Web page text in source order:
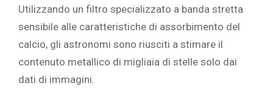
Utilizzando un filtro specializzato a banda stretta
sensibile alle caratteristiche di assorbimento del
calcio, gli astronomi sono riusciti a stimare il
contenuto metallico di migliaia di stelle solo dai
dati di immagini.